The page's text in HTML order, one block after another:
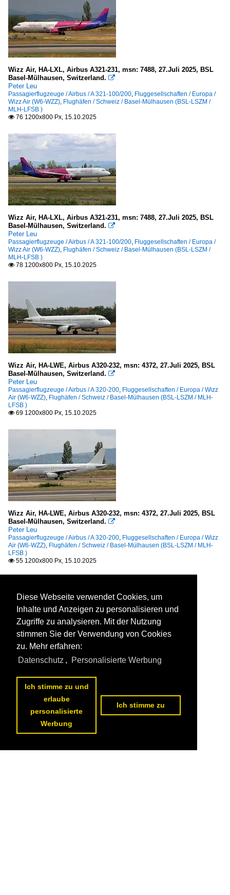
Wizz Air, HA-LXL, Airbus A321-231, msn: 7488, 27.Juli 2025, BSL
Basel-Mülhausen, Switzerland. 
Peter Leu
Passagierflugzeuge / Airbus / A 321-100/200, Fluggesellschaften / Europa /
Wizz Air (W6-WZZ), Flughäfen / Schweiz / Basel-Mülhausen (BSL-LSZM /
MLH-LFSB )
 76 1200x800 Px, 15.10.2025
Wizz Air, HA-LXL, Airbus A321-231, msn: 7488, 27.Juli 2025, BSL
Basel-Mülhausen, Switzerland. 
Peter Leu
Passagierflugzeuge / Airbus / A 321-100/200, Fluggesellschaften / Europa /
Wizz Air (W6-WZZ), Flughäfen / Schweiz / Basel-Mülhausen (BSL-LSZM /
MLH-LFSB )
 78 1200x800 Px, 15.10.2025
Wizz Air, HA-LWE, Airbus A320-232, msn: 4372, 27.Juli 2025, BSL
Basel-Mülhausen, Switzerland. 
Peter Leu
Passagierflugzeuge / Airbus / A 320-200, Fluggesellschaften / Europa / Wizz
Air (W6-WZZ), Flughäfen / Schweiz / Basel-Mülhausen (BSL-LSZM / MLH-
LFSB )
 69 1200x800 Px, 15.10.2025
Wizz Air, HA-LWE, Airbus A320-232, msn: 4372, 27.Juli 2025, BSL
Basel-Mülhausen, Switzerland. 
Peter Leu
Passagierflugzeuge / Airbus / A 320-200, Fluggesellschaften / Europa / Wizz
Air (W6-WZZ), Flughäfen / Schweiz / Basel-Mülhausen (BSL-LSZM / MLH-
LFSB )
 55 1200x800 Px, 15.10.2025
Diese Webseite verwendet Cookies, um
Inhalte und Anzeigen zu personalisieren und
Zugriffe zu analysieren. Mit der Nutzung
stimmen Sie der Verwendung von Cookies
zu. Mehr erfahren:
Datenschutz , Personalisierte Werbung
Ich stimme zu und
erlaube
personalisierte
Werbung
Ich stimme zu